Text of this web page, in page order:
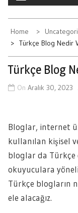
Home
Türkçe Blog Nedir
Türkçe Blog
On Aralık 30, 2023
Bloglar, internet
kullanılan kişisel
bloglar da Türkçe
okuyuculara
Türkçe blogların
ele alacağız.